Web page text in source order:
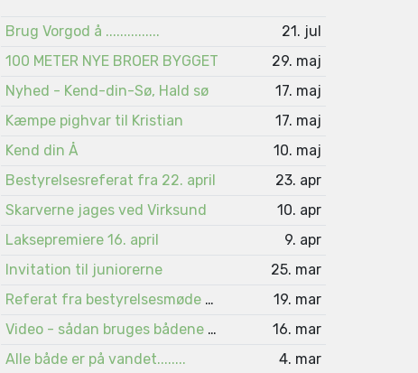
Brug Vorgod å ...............
21. jul
100 METER NYE BROER BYGGET
29. maj
Nyhed - Kend-din-Sø, Hald sø
17. maj
Kæmpe pighvar til Kristian
17. maj
Kend din Å
10. maj
Bestyrelsesreferat fra 22. april
23. apr
Skarverne jages ved Virksund
10. apr
Laksepremiere 16. april
9. apr
Invitation til juniorerne
25. mar
Referat fra bestyrelsesmøde 4. marts
19. mar
Video - sådan bruges bådene på Viborgsøerne
16. mar
Alle både er på vandet........
4. mar